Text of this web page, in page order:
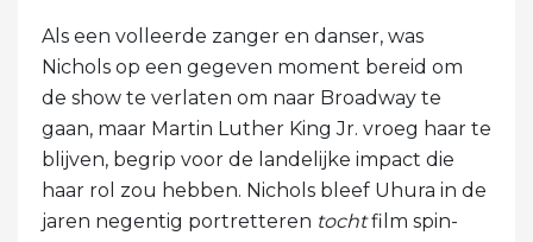
Als een volleerde zanger en danser, was
Nichols op een gegeven moment bereid om
de show te verlaten om naar Broadway te
gaan, maar Martin Luther King Jr. vroeg haar te
blijven, begrip voor de landelijke impact die
haar rol zou hebben. Nichols bleef Uhura in de
jaren negentig portretteren tochtfilm spin-